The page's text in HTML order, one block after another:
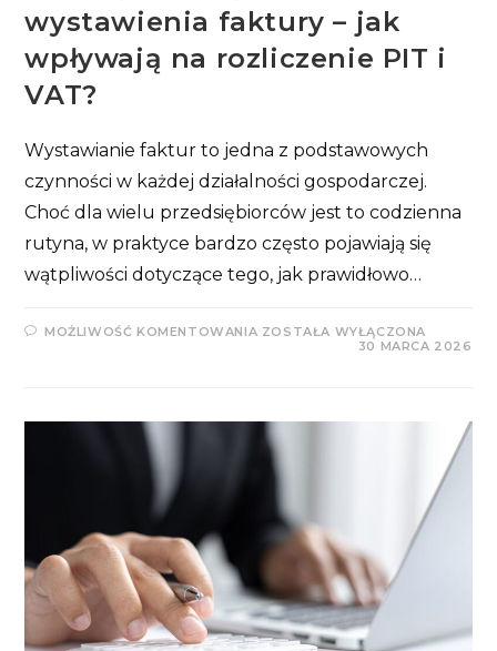
wystawienia faktury – jak
wpływają na rozliczenie PIT i
VAT?
Wystawianie faktur to jedna z podstawowych
czynności w każdej działalności gospodarczej.
Choć dla wielu przedsiębiorców jest to codzienna
rutyna, w praktyce bardzo często pojawiają się
wątpliwości dotyczące tego, jak prawidłowo…
MOŻLIWOŚĆ KOMENTOWANIA DATA
SPRZEDAŻY
–
WPŁYWAJĄ
NA
ROZLICZENIE
VAT?
ZOSTAŁA WYŁĄCZONA
30 MARCA 2026